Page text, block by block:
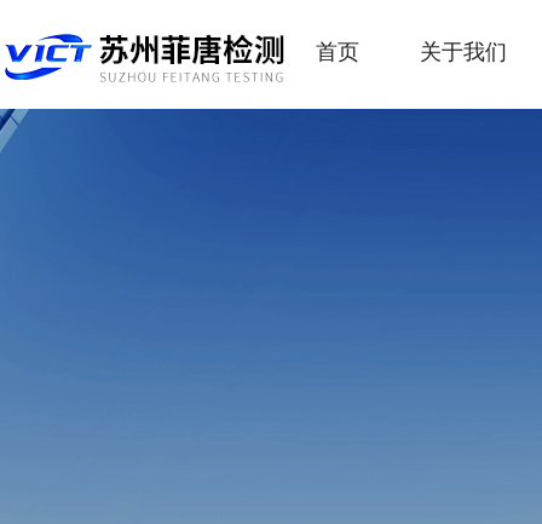
首页 关于我们